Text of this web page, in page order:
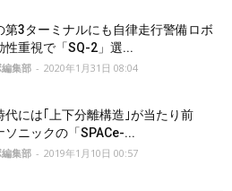
第3ターミナルにも自律走行警備ロボ
性重視で「SQ-2」選...
集部 - 2020年1月31日 08:04
代には｢上下分離構造｣が当たり前
ソニックの「SPACe-...
集部 - 2019年1月10日 00:57